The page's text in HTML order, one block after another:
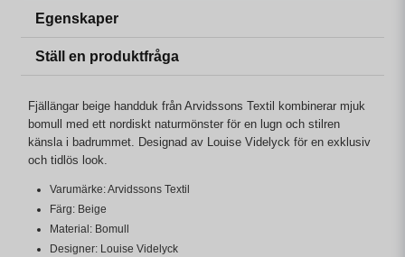
Egenskaper
Ställ en produktfråga
Fjällängar beige handduk från Arvidssons Textil kombinerar mjuk
bomull med ett nordiskt naturmönster för en lugn och stilren
känsla i badrummet. Designad av Louise Videlyck för en exklusiv
och tidlös look.
Varumärke: Arvidssons Textil
Färg: Beige
Material: Bomull
Designer: Louise Videlyck